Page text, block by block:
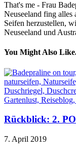
That's me - Frau
Neuseeland fing
Seifen herzustellen,
Neuseeland und
You Might Also
Rückblick: 2.
7. April 2019